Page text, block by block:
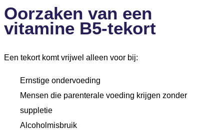
Oorzaken van een
vitamine B5-tekort
Een tekort komt vrijwel alleen voor bij:
Ernstige ondervoeding
Mensen die parenterale voeding krijgen zonder
suppletie
Alcoholmisbruik